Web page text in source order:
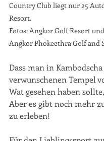
Country Club liegt nur 25
Resort.
Fotos: Angkor Golf Resort
Angkor Phokeethra Golf and
Dass man in
verwunschenen Tempel
Wat gesehen haben
Aber es gibt noch mehr
zu erleben!